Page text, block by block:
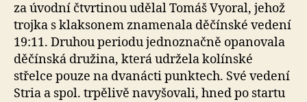
za úvodní čtvrtinou udělal Tomáš Vyoral, jehož
trojka s klaksonem znamenala děčínské vedení
19:11. Druhou periodu jednoznačně opanovala
děčínská družina, která udržela kolínské
střelce pouze na dvanácti punktech. Své vedení
Stria a spol. trpělivě navyšovali, hned po startu